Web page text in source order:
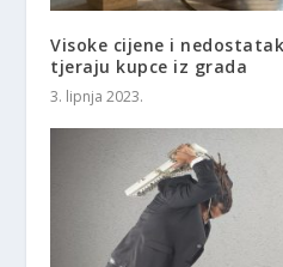
Visoke cijene i
tjeraju kupce iz grada
3. lipnja 2023.